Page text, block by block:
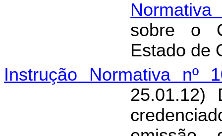
sobre o
Estado de
Instrução Normativa nº
25.01.12)